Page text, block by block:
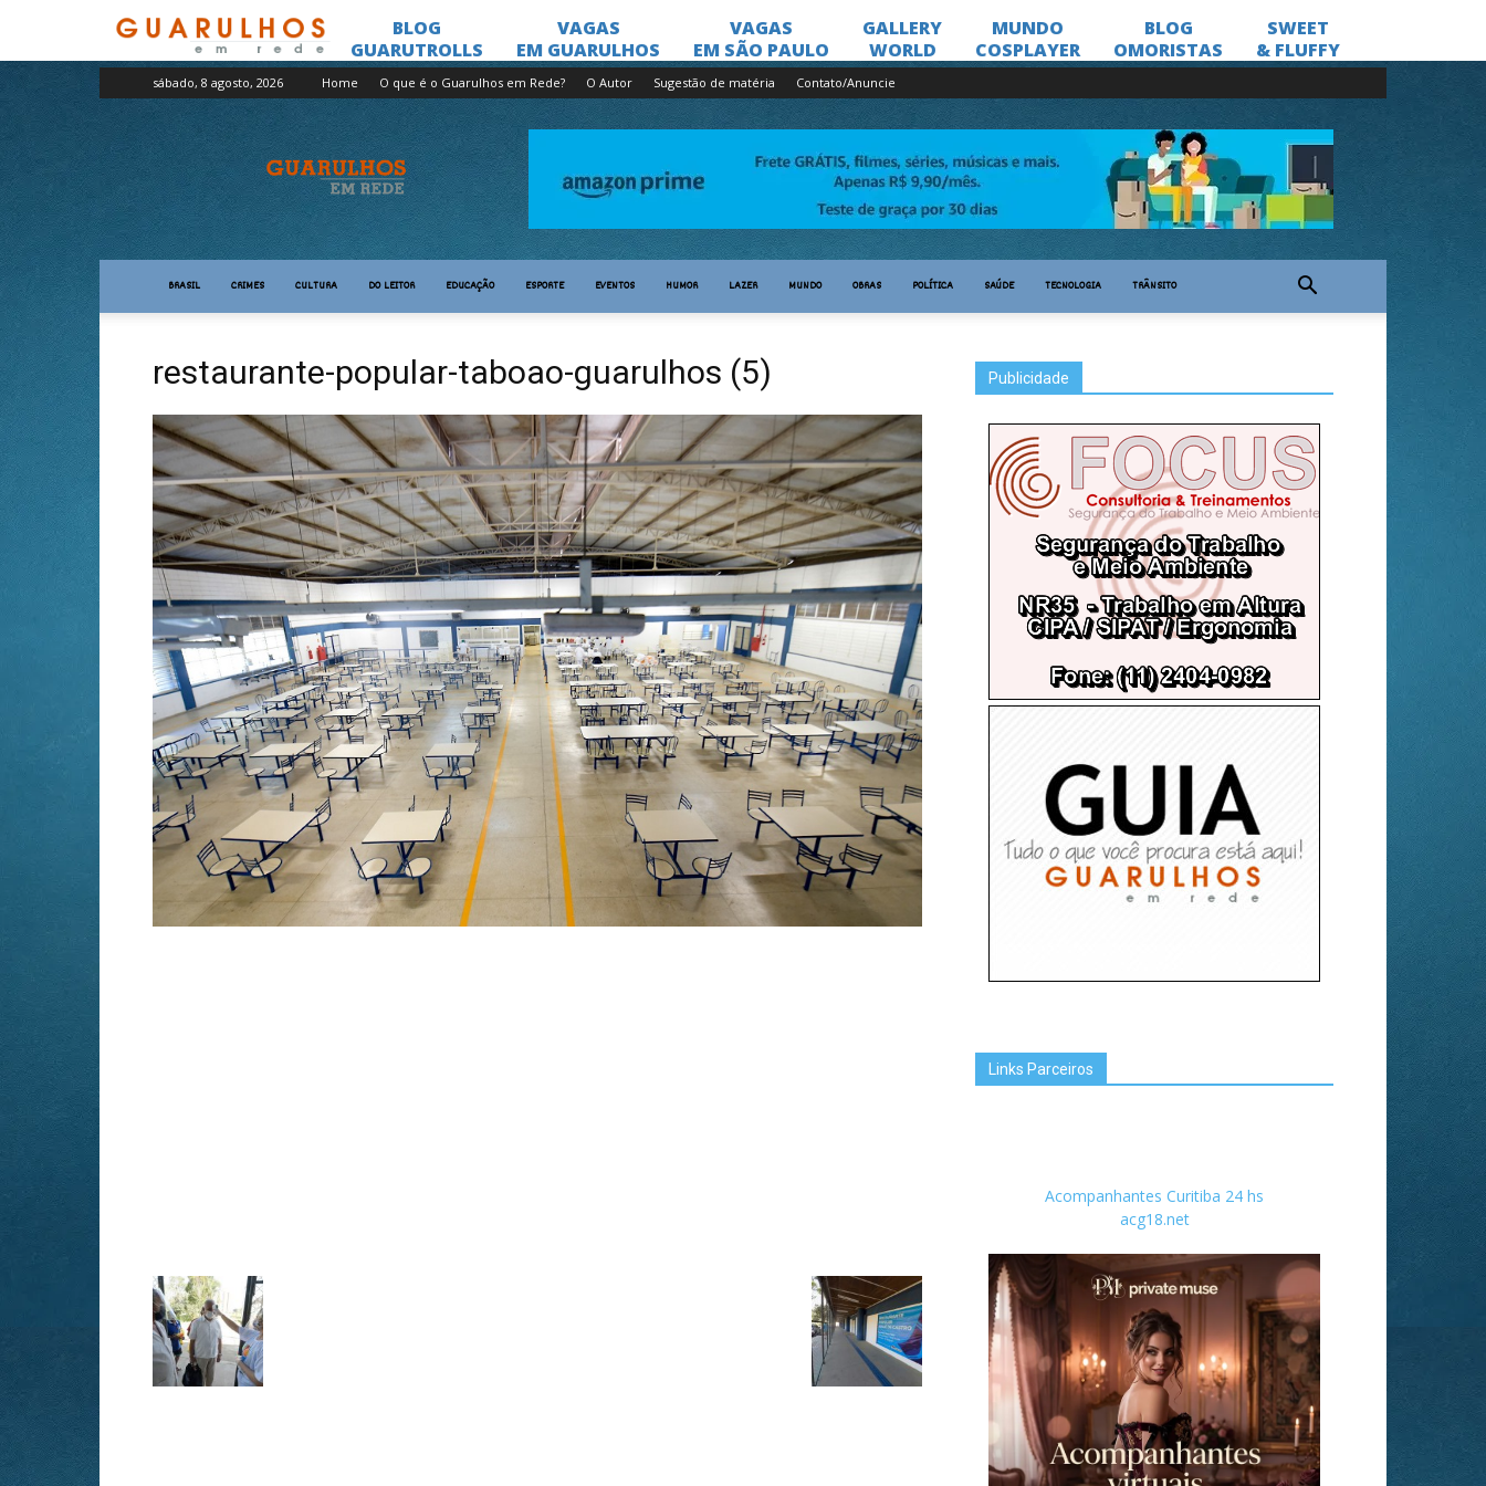
sábado, 8 agosto, 2026 Home O que é o Guarulhos em Rede? O Autor Sugestão de matéria Contato/Anuncie
Guarulhos
em
Rede
BRASIL CRIMES CULTURA DO LEITOR EDUCAÇÃO ESPORTE EVENTOS HUMOR LAZER MUNDO OBRAS POLÍTICA SAÚDE TECNOLOGIA TRÂNSITO
restaurante-popular-taboao-guarulhos (5) Publicidade
Links Parceiros
Acompanhantes Curitiba 24 hs
acg18.net